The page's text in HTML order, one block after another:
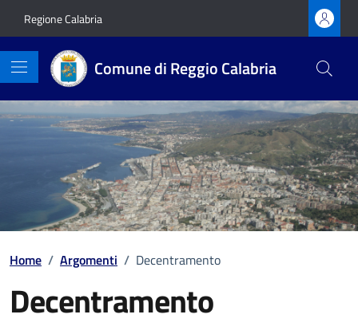
Regione Calabria
Comune di Reggio Calabria
Home / Argomenti / Decentramento
Decentramento